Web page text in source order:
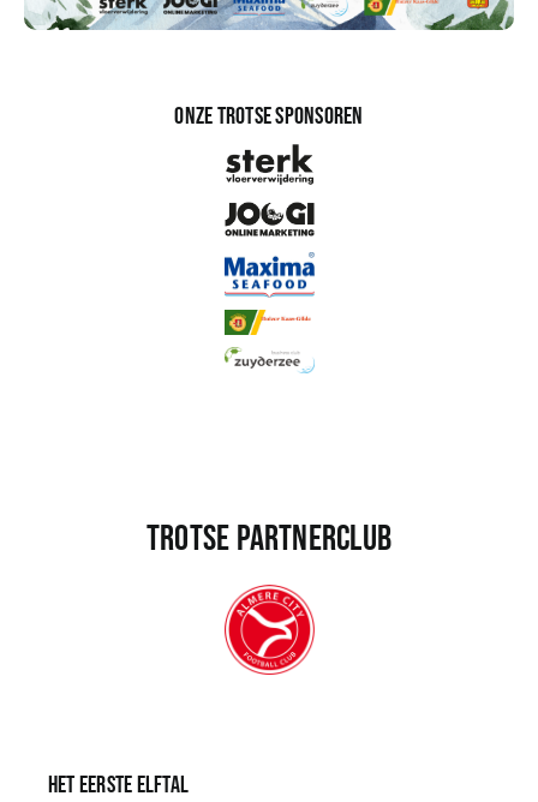
Onze trotse sponsoren
Trotse partnerclub
Het eerste elftal